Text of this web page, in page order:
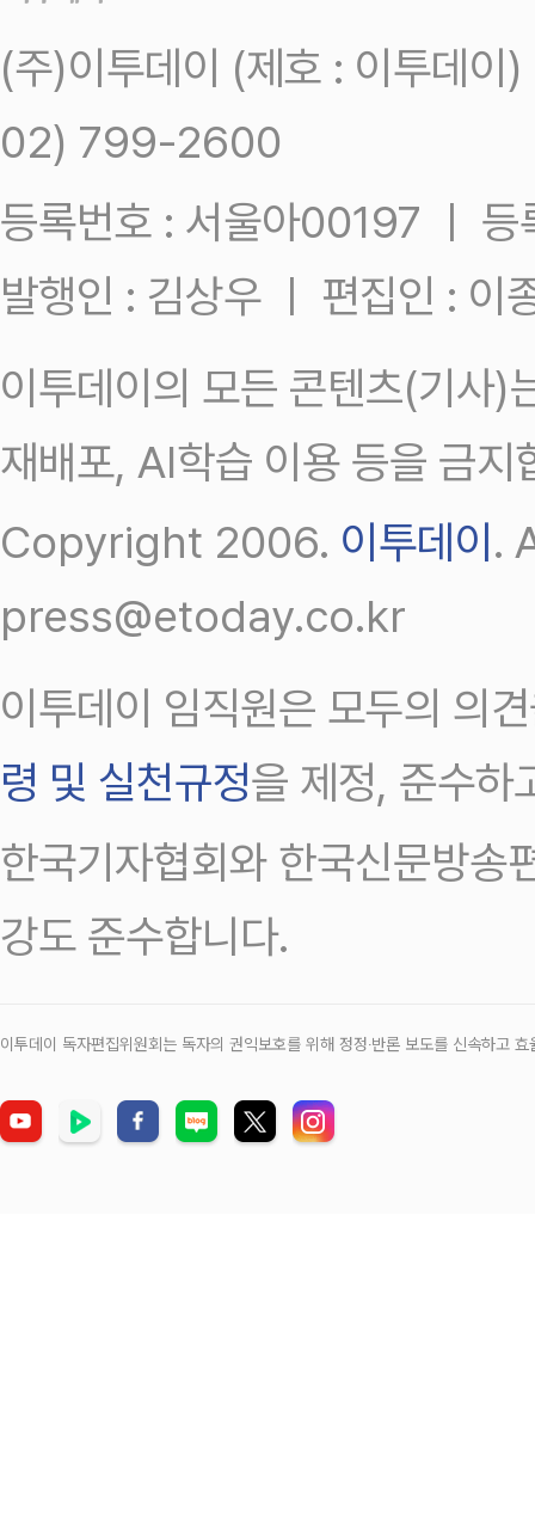
(주)이투데이 (제호 : 이투데
02) 799-2600
등록번호 : 서울아00197 ㅣ
발행인 : 김상우 ㅣ 편집인 : 이
이투데이의 모든 콘텐츠(기사)
재배포, AI학습 이용 등을 금지
Copyright 2006. 이투데이 .
press@etoday.co.kr
이투데이 임직원은 모두의 의
령 및 실천규정을 제정, 준수하
한국기자협회와 한국신문방송
강도 준수합니다.
이투데이 독자편집위원회는 독자의 권익보호를 위해 정정‧반론 보도를 신속하고